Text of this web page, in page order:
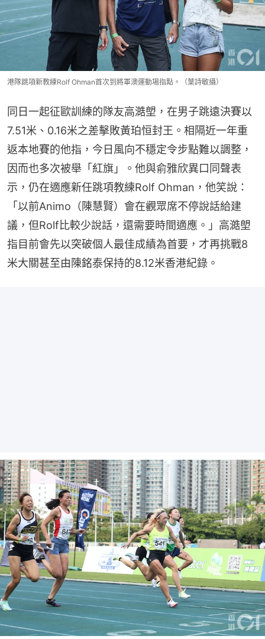
港隊跳項新教練Rolf Ohman首次到將軍澳運動場指點。（葉詩敏攝）
同日一起征歐訓練的隊友高澔塱，在男子跳遠決賽以
7.51米、0.16米之差擊敗黃珀恒封王。相隔近一年重
返本地賽的他指，今日風向不穩定令步點難以調整，
因而也多次被舉「紅旗」。他與俞雅欣異口同聲表
示，仍在適應新任跳項教練Rolf Ohman，他笑說：
「以前Animo（陳慧賢）會在觀眾席不停說話給建
議，但Rolf比較少說話，還需要時間適應。」高澔塱
指目前會先以突破個人最佳成績為首要，才再挑戰8
米大關甚至由陳銘泰保持的8.12米香港紀錄。